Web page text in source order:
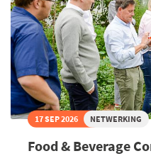
17 SEP 2026 NETWERKING
Food & Beverage